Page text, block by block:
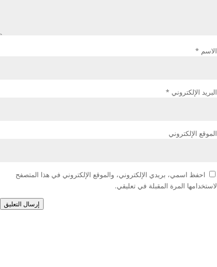
الاسم *
البريد الإلكتروني *
الموقع الإلكتروني
احفظ اسمي، بريدي الإلكتروني، والموقع الإلكتروني في هذا المتصفح
لاستخدامها المرة المقبلة في تعليقي.
إرسال التعليق